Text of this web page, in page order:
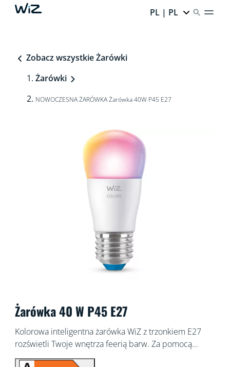
PL | PL
Zobacz wszystkie Żarówki
Żarówki
NOWOCZESNA ŻARÓWKA Żarówka 40W P45 E27
Żarówka 40 W P45 E27
Kolorowa inteligentna żarówka WiZ z trzonkiem E27
rozświetli Twoje wnętrza feerią barw. Za pomocą
aplikacji WiZ lub przy użyciu poleceń głosowych